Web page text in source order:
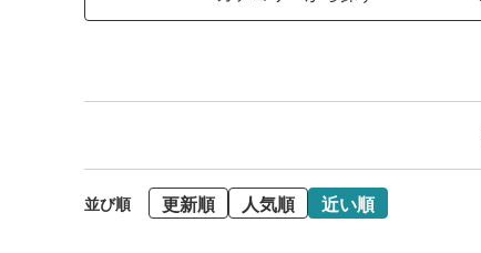
並び順 更新順 人気順 近い順